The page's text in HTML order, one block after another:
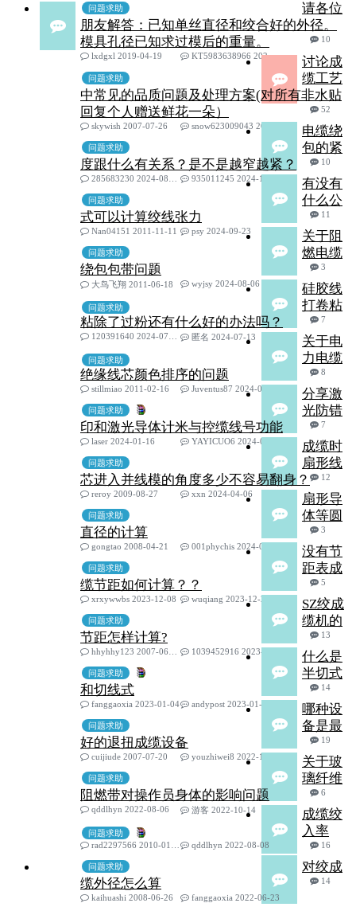
问题求助
请各位
朋友解答：已知单丝直径和绞合好的外径。
模具孔径已知求过模后的重量。
10
lxdgxl 2019-04-19
KT5983638966 2025-09-16
问题求助
讨论成
缆工艺
中常见的品质问题及处理方案(对所有非水贴
回复个人赠送鲜花一朵）
52
skywish 2007-07-26
snow623009043 2025-03-09
问题求助
电缆绕
包的紧
度跟什么有关系？是不是越窄越紧？
10
285683230 2024-08-25
935011245 2024-10-23
问题求助
有没有
什么公
式可以计算绞线张力
11
Nan04151 2011-11-11
psy 2024-09-23
问题求助
关于阻
燃电缆
绕包包带问题
3
大鸟飞翔 2011-06-18
wyjsy 2024-08-06
问题求助
硅胶线
打卷粘
粘除了过粉还有什么好的办法吗？
7
120391640 2024-07-02
匿名 2024-07-13
问题求助
关于电
力电缆
绝缘线芯颜色排序的问题
8
stillmiao 2011-02-16
Juventus87 2024-07-03
问题求助
分享激
光防错
印和激光导体计米与控缆线号功能
7
laser 2024-01-16
YAYICUO6 2024-05-27
问题求助
成缆时
扇形线
芯进入并线模的角度多少不容易翻身？
12
reroy 2009-08-27
xxn 2024-04-06
问题求助
扇形导
体等圆
直径的计算
3
gongtao 2008-04-21
001phychis 2024-01-29
问题求助
没有节
距表成
缆节距如何计算？？
5
xrxywwbs 2023-12-08
wuqiang 2023-12-23
问题求助
SZ绞成
缆机的
节距怎样计算?
13
hhyhhy123 2007-06-16
1039452916 2023-08-31
问题求助
什么是
半切式
和切线式
14
fanggaoxia 2023-01-04
andypost 2023-01-07
问题求助
哪种设
备是最
好的退扭成缆设备
19
cuijiude 2007-07-20
youzhiwei8 2022-10-25
问题求助
关于玻
璃纤维
阻燃带对操作员身体的影响问题
6
qddlhyn 2022-08-06
游客 2022-10-14
问题求助
成缆绞
入率
16
rad2297566 2010-01-10 qddlhyn 2022-08-08
问题求助
对绞成
缆外径怎么算
14
kaihuashi 2008-06-26
fanggaoxia 2022-06-23